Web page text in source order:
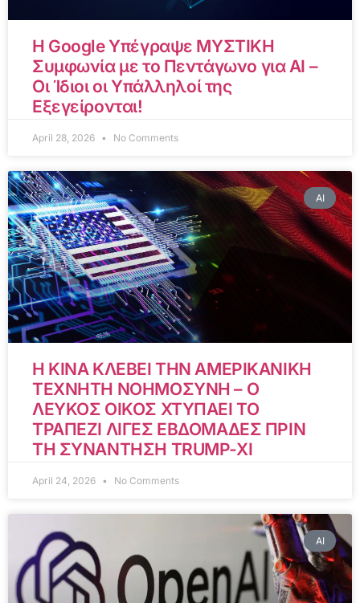
Η Google Υπέγραψε ΜΥΣΤΙΚΗ
Συμφωνία με το Πεντάγωνο για AI –
Οι Ίδιοι οι Υπάλληλοί της
Εξεγείρονται!
April 28, 2026 No Comments
AI
Η ΚΙΝΑ ΚΛΕΒΕΙ ΤΗΝ ΑΜΕΡΙΚΑΝΙΚΗ
ΤΕΧΝΗΤΗ ΝΟΗΜΟΣΥΝΗ – Ο
ΛΕΥΚΟΣ ΟΙΚΟΣ ΧΤΥΠΑΕΙ ΤΟ
ΤΡΑΠΕΖΙ ΛΙΓΕΣ ΕΒΔΟΜΑΔΕΣ ΠΡΙΝ
ΤΗ ΣΥΝΑΝΤΗΣΗ TRUMP-XI
April 24, 2026 No Comments
AI